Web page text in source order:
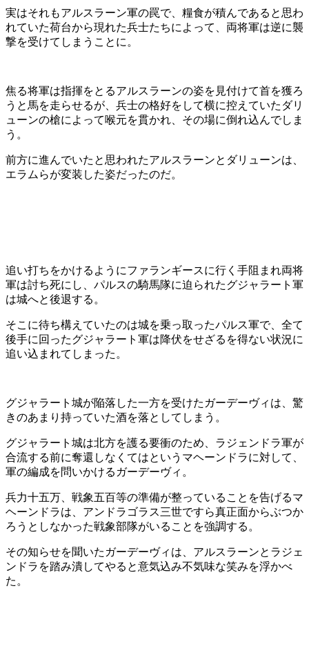
実はそれもアルスラーン軍の罠で、糧食が積んであると思わ
れていた荷台から現れた兵士たちによって、両将軍は逆に襲
撃を受けてしまうことに。
焦る将軍は指揮をとるアルスラーンの姿を見付けて首を獲ろ
うと馬を走らせるが、兵士の格好をして横に控えていたダリ
ューンの槍によって喉元を貫かれ、その場に倒れ込んでしま
う。
前方に進んでいたと思われたアルスラーンとダリューンは、
エラムらが変装した姿だったのだ。
追い打ちをかけるようにファランギースに行く手阻まれ両将
軍は討ち死にし、パルスの騎馬隊に迫られたグジャラート軍
は城へと後退する。
そこに待ち構えていたのは城を乗っ取ったパルス軍で、全て
後手に回ったグジャラート軍は降伏をせざるを得ない状況に
追い込まれてしまった。
グジャラート城が陥落した一方を受けたガーデーヴィは、驚
きのあまり持っていた酒を落としてしまう。
グジャラート城は北方を護る要衝のため、ラジェンドラ軍が
合流する前に奪還しなくてはというマヘーンドラに対して、
軍の編成を問いかけるガーデーヴィ。
兵力十五万、戦象五百等の準備が整っていることを告げるマ
ヘーンドラは、アンドラゴラス三世ですら真正面からぶつか
ろうとしなかった戦象部隊がいることを強調する。
その知らせを聞いたガーデーヴィは、アルスラーンとラジェ
ンドラを踏み潰してやると意気込み不気味な笑みを浮かべ
た。